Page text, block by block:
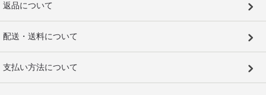
返品について
配送・送料について
支払い方法について